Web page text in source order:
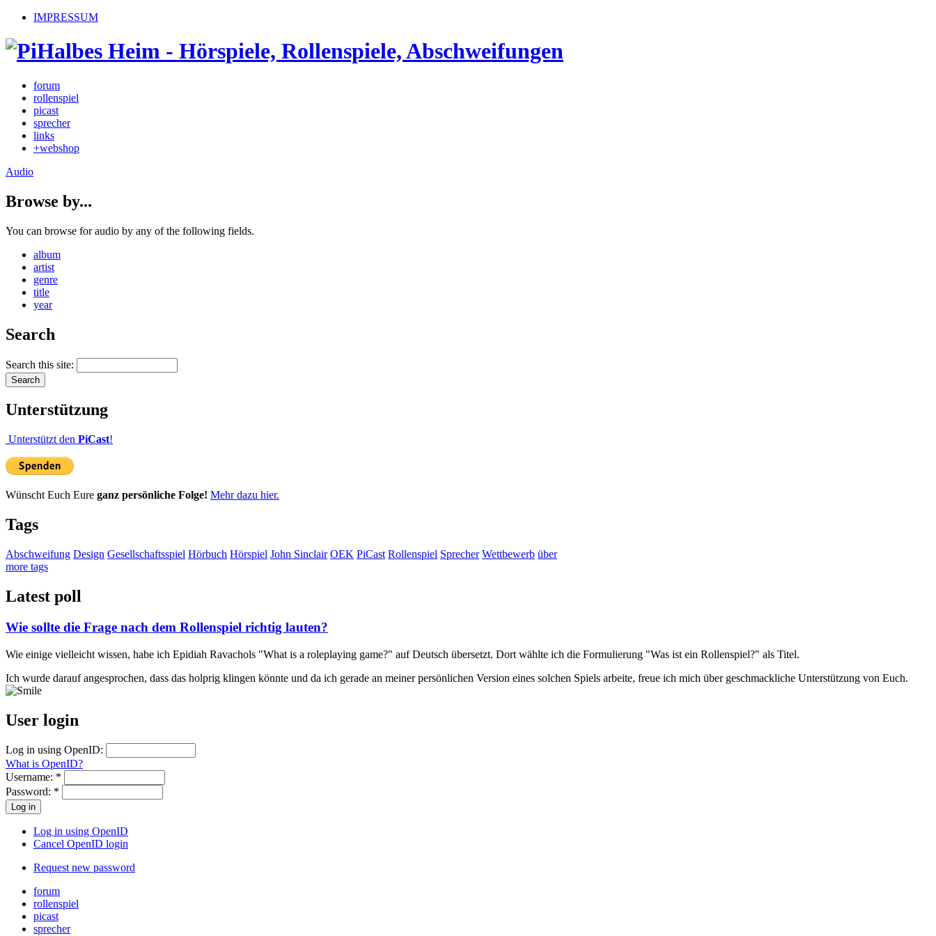
IMPRESSUM
forum
rollenspiel
picast
sprecher
links
+webshop
Audio
Browse by...
You can browse for audio by any of the following fields.
album
artist
genre
title
year
Search
Search this site:
Unterstützung
Unterstützt den PiCast!
Wünscht Euch Eure ganz persönliche Folge! Mehr dazu hier.
Tags
Abschweifung Design Gesellschaftsspiel Hörbuch Hörspiel John Sinclair OEK PiCast Rollenspiel Sprecher Wettbewerb über
more tags
Latest poll
Wie sollte die Frage nach dem Rollenspiel richtig lauten?
Wie einige vielleicht wissen, habe ich Epidiah Ravachols "What is a roleplaying game?" auf Deutsch übersetzt. Dort wählte ich die Formulierung "Was ist ein Rollenspiel?" als Titel.
Ich wurde darauf angesprochen, dass das holprig klingen könnte und da ich gerade an meiner persönlichen Version eines solchen Spiels arbeite, freue ich mich über geschmackliche Unterstützung von Euch.
User login
Log in using OpenID:
What is OpenID?
Username: *
Password: *
Log in using OpenID
Cancel OpenID login
Request new password
forum
rollenspiel
picast
sprecher